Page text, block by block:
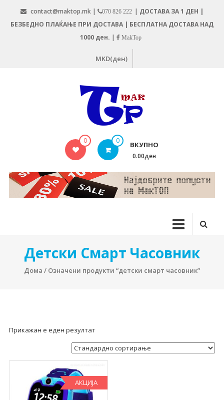
content
contact@maktop.mk | 070 826 222 | ДОСТАВА ЗА 1 ДЕН |
БЕЗБЕДНО ПЛАЌАЊЕ ПРИ ДОСТАВА | БЕСПЛАТНА ДОСТАВА НАД
1000 ден. | MakTop
MKD(ден)
MAKTOP.MK
0 0 ВКУПНО
0.00ден
Детски Смарт Часовник
Дома / Означени продукти “детски смарт часовник”
Прикажан е еден резултат
АКЦИЈА